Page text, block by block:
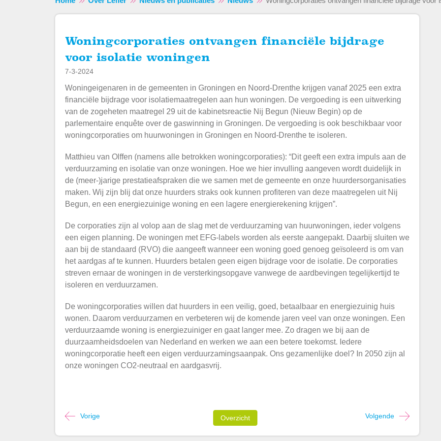
Woningcorporaties ontvangen financiële bijdrage
voor isolatie woningen
7-3-2024
Woningeigenaren in de gemeenten in Groningen en Noord-Drenthe krijgen vanaf 2025 een extra
financiële bijdrage voor isolatiemaatregelen aan hun woningen. De vergoeding is een uitwerking
van de zogeheten maatregel 29 uit de kabinetsreactie Nij Begun (Nieuw Begin) op de
parlementaire enquête over de gaswinning in Groningen. De vergoeding is ook beschikbaar voor
woningcorporaties om huurwoningen in Groningen en Noord-Drenthe te isoleren.
Matthieu van Olffen (namens alle betrokken woningcorporaties): “Dit geeft een extra impuls aan de
verduurzaming en isolatie van onze woningen. Hoe we hier invulling aangeven wordt duidelijk in
de (meer-)jarige prestatieafspraken die we samen met de gemeente en onze huurdersorganisaties
maken. Wij zijn blij dat onze huurders straks ook kunnen profiteren van deze maatregelen uit Nij
Begun, en een energiezuinige woning en een lagere energierekening krijgen”.
De corporaties zijn al volop aan de slag met de verduurzaming van huurwoningen, ieder volgens
een eigen planning. De woningen met EFG-labels worden als eerste aangepakt. Daarbij sluiten we
aan bij de standaard (RVO) die aangeeft wanneer een woning goed genoeg geïsoleerd is om van
het aardgas af te kunnen. Huurders betalen geen eigen bijdrage voor de isolatie. De corporaties
streven ernaar de woningen in de versterkingsopgave vanwege de aardbevingen tegelijkertijd te
isoleren en verduurzamen.
De woningcorporaties willen dat huurders in een veilig, goed, betaalbaar en energiezuinig huis
wonen. Daarom verduurzamen en verbeteren wij de komende jaren veel van onze woningen. Een
verduurzaamde woning is energiezuiniger en gaat langer mee. Zo dragen we bij aan de
duurzaamheidsdoelen van Nederland en werken we aan een betere toekomst. Iedere
woningcorporatie heeft een eigen verduurzamingsaanpak. Ons gezamenlijke doel? In 2050 zijn al
onze woningen CO2-neutraal en aardgasvrij.
Volgende
Overzicht
Vorige